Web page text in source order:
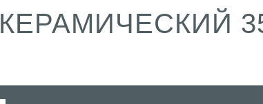
КЕРАМИЧЕСКИЙ